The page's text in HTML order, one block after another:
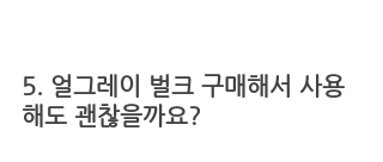
5. 얼그레이 벌크 구매해서 사용
해도 괜찮을까요?